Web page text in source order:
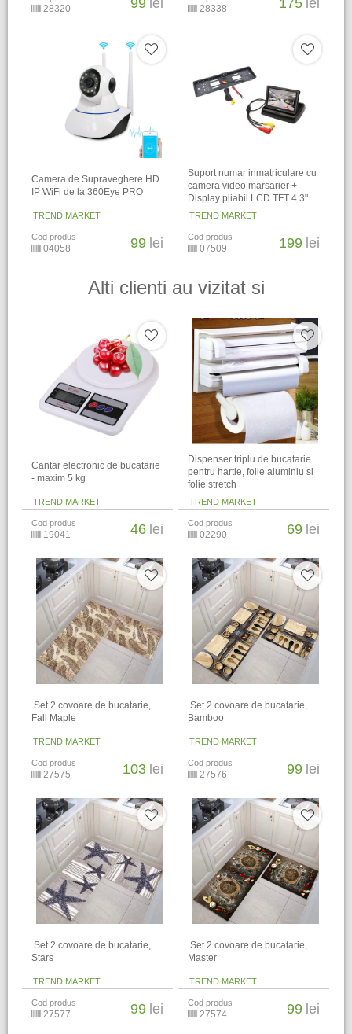
28320 99 lei 28338 175 lei
Camera de Supraveghere HD
IP WiFi de la 360Eye PRO
TREND MARKET
Cod produs
04058 99 lei
Suport numar inmatriculare cu
camera video marsarier +
Display pliabil LCD TFT 4.3"
TREND MARKET
Cod produs
07509 199 lei
Alti clienti au vizitat si
Cantar electronic de bucatarie
- maxim 5 kg
TREND MARKET
Cod produs
19041 46 lei
Dispenser triplu de bucatarie
pentru hartie, folie aluminiu si
folie stretch
TREND MARKET
Cod produs
02290 69 lei
​ Set 2 covoare de bucatarie,
Fall Maple
TREND MARKET
Cod produs
27575 103 lei
​ Set 2 covoare de bucatarie,
Bamboo
TREND MARKET
Cod produs
27576 99 lei
​ Set 2 covoare de bucatarie,
Stars
TREND MARKET
Cod produs
27577 99 lei
​ Set 2 covoare de bucatarie,
Master
TREND MARKET
Cod produs
27574 99 lei